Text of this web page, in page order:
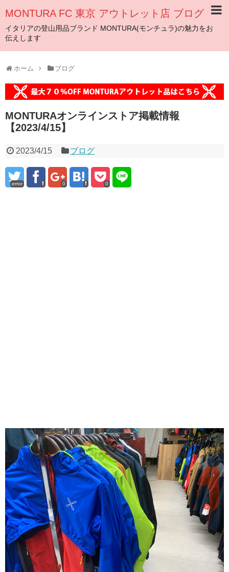
MONTURA FC 東京 アウトレット店 ブログ
イタリアの登山用品ブランド MONTURA(モンチュラ)の魅力をお
伝えします
ホーム ブログ
MONTURAオンラインストア掲載情報
【2023/4/15】
2023/4/15 ブログ
error 0 0